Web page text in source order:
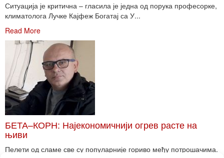
Ситуација је критична – гласила је једна од порука професорке,
климатолога Лучке Кајфеж Богатај са У...
Read More
БЕТА–КОРН: Најекономичнији огрев расте на
њиви
Пелети од сламе све су популарније гориво међу потрошачима.